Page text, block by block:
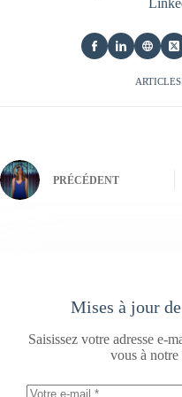
PRÉCÉDENT
Mises à jour
Saisissez votre adresse e-
vous à